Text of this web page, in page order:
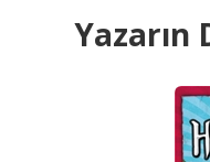
Yazarın